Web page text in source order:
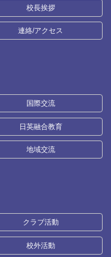
校長挨拶
連絡/アクセス
国際交流
日英融合教育
地域交流
クラブ活動
校外活動